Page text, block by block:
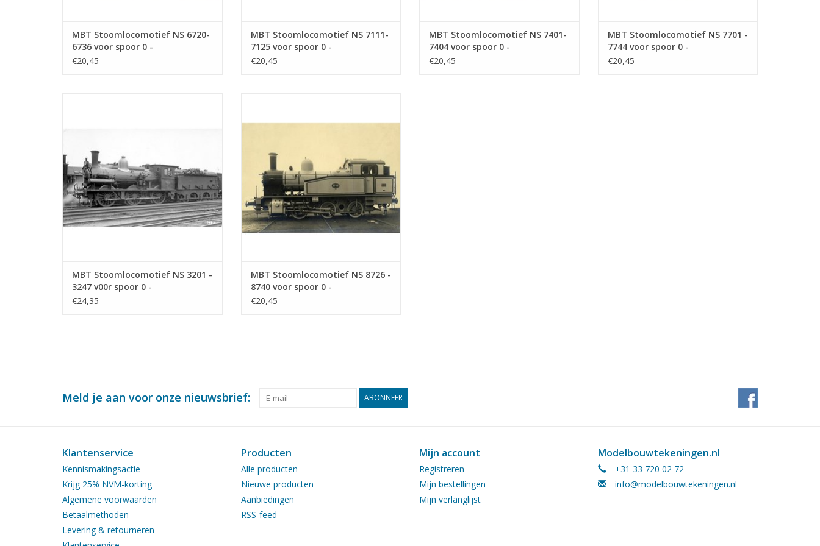
MBT Stoomlocomotief NS 6720-
6736 voor spoor 0 -
Bouwtekening Schaal 1 : 40
€20,45
MBT Stoomlocomotief NS 7111-
7125 voor spoor 0 -
Bouwtekening Schaal 1 : 40
€20,45
MBT Stoomlocomotief NS 7401-
7404 voor spoor 0 -
Bouwtekening Schaal 1 : 40
€20,45
MBT Stoomlocomotief NS 7701 -
7744 voor spoor 0 -
Bouwtekening Schaal 1 : 40
€20,45
MBT Stoomlocomotief NS 3201 -
3247 v00r spoor 0 -
Bouwtekening Schaal 1 : 40
€24,35
(29.00.111)
MBT Stoomlocomotief NS 8726 -
8740 voor spoor 0 -
Bouwtekening Schaal 1 : 40
€20,45
Meld je aan voor onze nieuwsbrief: ABONNEER
Klantenservice
Kennismakingsactie
Krijg 25% NVM-korting
Algemene voorwaarden
Betaalmethoden
Levering & retourneren
Producten
Alle producten
Nieuwe producten
Aanbiedingen
RSS-feed
Mijn account
Registreren
Mijn bestellingen
Mijn verlanglijst
Modelbouwtekeningen.nl
+31 33 720 02 72
info@modelbouwtekeningen.nl